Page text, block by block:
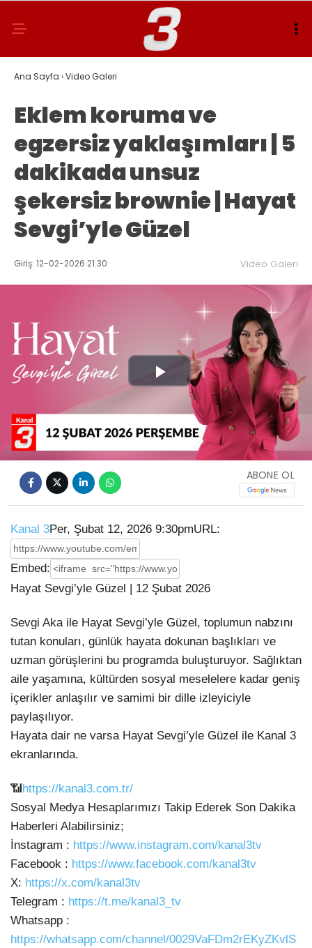
Ana Sayfa ›Video Galeri
Eklem koruma ve
egzersiz yaklaşımları | 5
dakikada unsuz
şekersiz brownie | Hayat
Sevgi’yle Güzel
Giriş: 12-02-2026 21:30 Video Galeri
Play
Video
ABONE OL
Kanal 3Per, Şubat 12, 2026 9:30pmURL:
Embed:
Hayat Sevgi’yle Güzel | 12 Şubat 2026
Sevgi Aka ile Hayat Sevgi’yle Güzel, toplumun nabzını
tutan konuları, günlük hayata dokunan başlıkları ve
uzman görüşlerini bu programda buluşturuyor. Sağlıktan
aile yaşamına, kültürden sosyal meselelere kadar geniş
içerikler anlaşılır ve samimi bir dille izleyiciyle
paylaşılıyor.
Hayata dair ne varsa Hayat Sevgi’yle Güzel ile Kanal 3
ekranlarında.
📶 https://kanal3.com.tr/
Sosyal Medya Hesaplarımızı Takip Ederek Son Dakika
Haberleri Alabilirsiniz;
İnstagram : https://www.instagram.com/kanal3tv
Facebook : https://www.facebook.com/kanal3tv
X: https://x.com/kanal3tv
Telegram : https://t.me/kanal3_tv
Whatsapp :
https://whatsapp.com/channel/0029VaFDm2rEKyZKvlS